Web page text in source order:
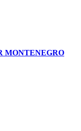
MONTENEGRO